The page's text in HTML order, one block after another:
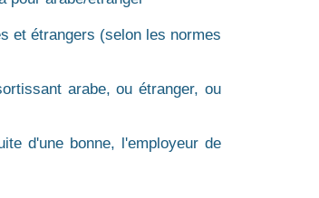
et étrangers (selon les normes
arabe, ou étranger, ou
d'une bonne, l'employeur de